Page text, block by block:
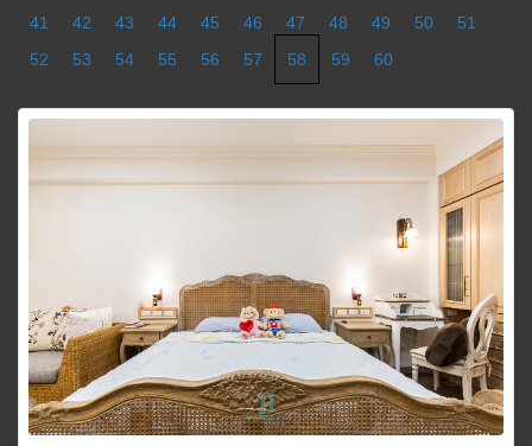
41
42 43 44 45 46 47 48 49 50
51
52
53 54 55 56 57 58 59 60